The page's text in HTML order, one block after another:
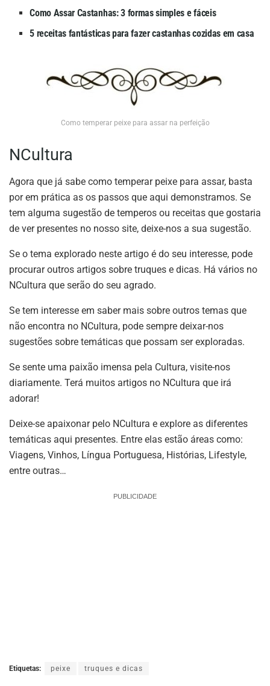
Como Assar Castanhas: 3 formas simples e fáceis
5 receitas fantásticas para fazer castanhas cozidas em casa
Como temperar peixe para assar na perfeição
NCultura
Agora que já sabe como temperar peixe para assar, basta
por em prática as os passos que aqui demonstramos. Se
tem alguma sugestão de temperos ou receitas que gostaria
de ver presentes no nosso site, deixe-nos a sua sugestão.
Se o tema explorado neste artigo é do seu interesse, pode
procurar outros artigos sobre truques e dicas. Há vários no
NCultura que serão do seu agrado.
Se tem interesse em saber mais sobre outros temas que
não encontra no NCultura, pode sempre deixar-nos
sugestões sobre temáticas que possam ser exploradas.
Se sente uma paixão imensa pela Cultura, visite-nos
diariamente. Terá muitos artigos no NCultura que irá
adorar!
Deixe-se apaixonar pelo NCultura e explore as diferentes
temáticas aqui presentes. Entre elas estão áreas como:
Viagens, Vinhos, Língua Portuguesa, Histórias, Lifestyle,
entre outras…
PUBLICIDADE
Etiquetas: peixe truques e dicas